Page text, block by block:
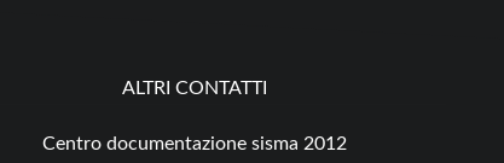
ALTRI CONTATTI
Centro documentazione sisma 2012